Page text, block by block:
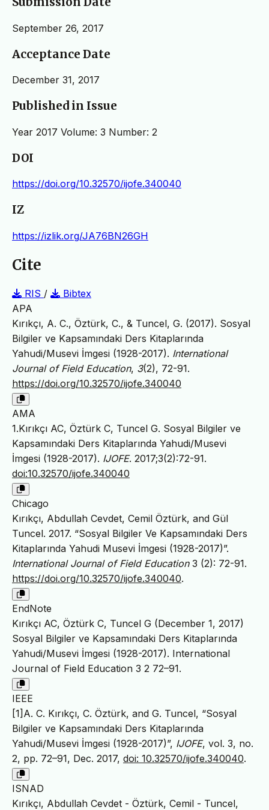
September 26, 2017
Acceptance Date
December 31, 2017
Published in Issue
Year 2017 Volume: 3 Number: 2
DOI
https://doi.org/10.32570/ijofe.340040
IZ
https://izlik.org/JA76BN26GH
Cite
RIS /
Bibtex
APA
Kırıkçı, A. C., Öztürk, C., & Tuncel, G. (2017). Sosyal
Bilgiler ve Kapsamındaki Ders Kitaplarında
Yahudi/Musevi İmgesi (1928-2017). International
Journal of Field Education, 3(2), 72-91.
https://doi.org/10.32570/ijofe.340040
AMA
1.Kırıkçı AC, Öztürk C, Tuncel G. Sosyal Bilgiler ve
Kapsamındaki Ders Kitaplarında Yahudi/Musevi
İmgesi (1928-2017). IJOFE. 2017;3(2):72-91.
doi:10.32570/ijofe.340040
Chicago
Kırıkçı, Abdullah Cevdet, Cemil Öztürk, and Gül
Tuncel. 2017. “Sosyal Bilgiler Ve Kapsamındaki Ders
Kitaplarında Yahudi Musevi İmgesi (1928-2017)”.
International Journal of Field Education3 (2): 72-91.
https://doi.org/10.32570/ijofe.340040.
EndNote
Kırıkçı AC, Öztürk C, Tuncel G (December 1, 2017)
Sosyal Bilgiler ve Kapsamındaki Ders Kitaplarında
Yahudi/Musevi İmgesi (1928-2017). International
Journal of Field Education 3 2 72–91.
IEEE
[1]A. C. Kırıkçı, C. Öztürk, and G. Tuncel, “Sosyal
Bilgiler ve Kapsamındaki Ders Kitaplarında
Yahudi/Musevi İmgesi (1928-2017)”, IJOFE, vol. 3, no.
2, pp. 72–91, Dec. 2017, doi: 10.32570/ijofe.340040.
ISNAD
Kırıkçı, Abdullah Cevdet - Öztürk, Cemil - Tuncel,